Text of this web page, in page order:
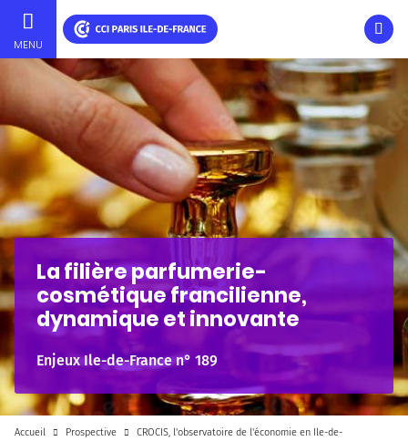
au
contenu
principal
MENU
La filière parfumerie-
cosmétique francilienne,
dynamique et innovante
Enjeux Ile-de-France n° 189
Accueil Prospective
CROCIS, l'observatoire de l'économie en Ile-de-